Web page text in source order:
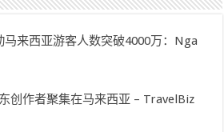
马来西亚游客人数突破4000万：Nga
创作者聚集在马来西亚 – TravelBiz